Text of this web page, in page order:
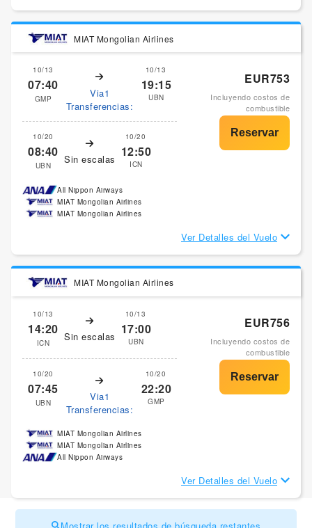
MIAT Mongolian Airlines
10/13
07:40
GMP
Via1
Transferencias:
10/13
19:15
UBN
10/20
08:40
UBN Sin escalas
10/20
12:50
ICN
EUR753
Incluyendo costos de
combustible
All Nippon Airways
MIAT Mongolian Airlines
MIAT Mongolian Airlines
Ver Detalles del Vuelo
MIAT Mongolian Airlines
10/13
14:20
ICN Sin escalas
10/13
17:00
UBN
10/20
07:45
UBN
Via1
Transferencias:
10/20
22:20
GMP
EUR756
Incluyendo costos de
combustible
MIAT Mongolian Airlines
MIAT Mongolian Airlines
All Nippon Airways
Ver Detalles del Vuelo